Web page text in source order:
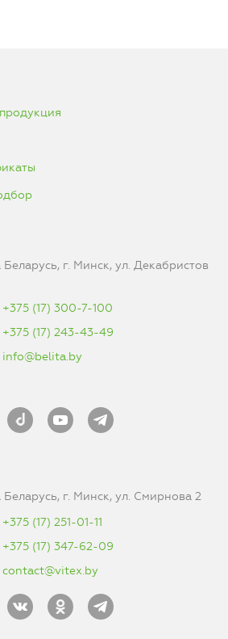
г. Минск, ул. Декабристов
+375 (17) 300-7-100
+375 (17) 243-43-49
info@belita.by
г. Минск, ул. Смирнова 2
+375 (17) 251-01-11
+375 (17) 347-62-09
contact@vitex.by